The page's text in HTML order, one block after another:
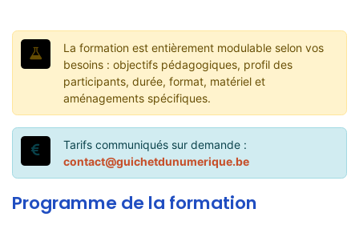
La formation est entièrement modulable selon vos
besoins : objectifs pédagogiques, profil des
participants, durée, format, matériel et
aménagements spécifiques.
Tarifs communiqués sur demande :
contact@guichetdunumerique.be
Programme de la formation